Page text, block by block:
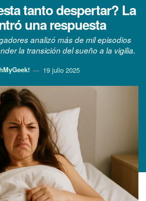
tanto despertar? La
una respuesta
analizó más de mil episodios
la transición del sueño a la vigilia.
19 julio 2025